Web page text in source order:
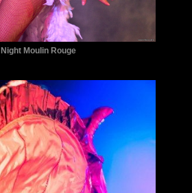
Night Moulin Rouge